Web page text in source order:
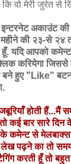
वो मेरी जुर्रत से
अकाउंट की
की २३-से २४
यदि आपको कमेन्ट
करियेगा जिससे
हुए "Like" बटन
होती हैं...मैं
कई बार सारे
कमेन्ट से मेलबाक्स
पढ़ने का तो समय
करती हूँ तो